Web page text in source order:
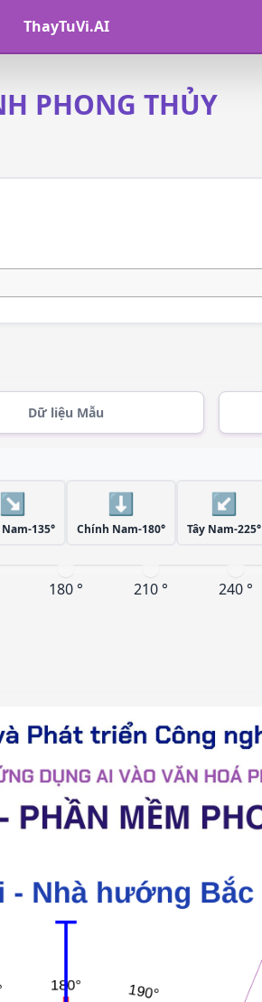
ThayTuVi.AI
PHONG THỦY
Dữ liệu Mẫu
↘️
135°
⬇️
Chính Nam-180°
↙️
Tây Nam-225°
180 ° 210 ° 240 °